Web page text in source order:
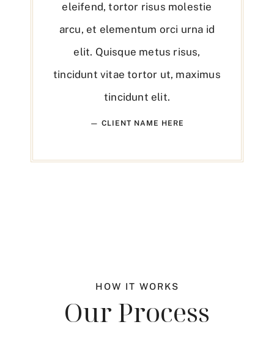
eleifend, tortor risus molestie
arcu, et elementum orci urna id
elit. Quisque metus risus,
tincidunt vitae tortor ut, maximus
tincidunt elit.
— CLIENT NAME HERE
HOW IT WORKS
Our Process